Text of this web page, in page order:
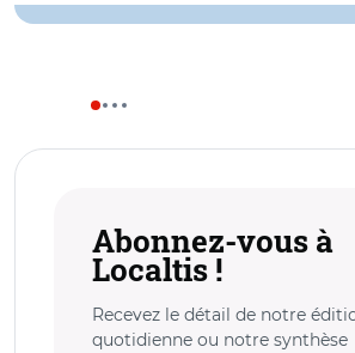
Abonnez-vous à
Localtis !
Recevez le détail de notre
quotidienne ou notre synthèse